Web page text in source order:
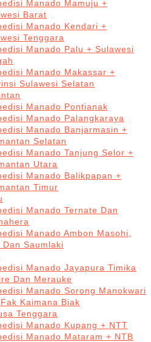
Manado Mamuju +
Barat
Manado Kendari +
Tenggara
Manado Palu + Sulawesi
Manado Makassar +
Sulawesi Selatan
Manado Pontianak
Manado Palangkaraya
Manado Banjarmasin +
Selatan
Manado Tanjung Selor +
Utara
Manado Balikpapan +
Timur
Manado Ternate Dan
Manado Ambon Masohi,
Dan Saumlaki
Manado Jayapura Timika
Dan Merauke
Manado Sorong Manokwari
Kaimana Biak
Tenggara
Manado Kupang + NTT
Manado Mataram + NTB